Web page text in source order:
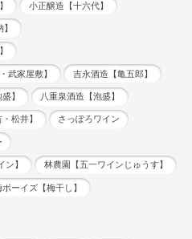
小正醸造【十六代】
武家屋敷】 吉永酒造【亀五郎】
】 八重泉酒造【泡盛】
松井】 さっぽろワイン
】 林農園【五一ワインじゅうす】
ボーイズ【梅干し】